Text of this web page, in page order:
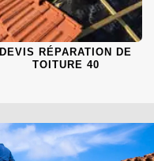
DEVIS RÉPARATION DE
TOITURE 40